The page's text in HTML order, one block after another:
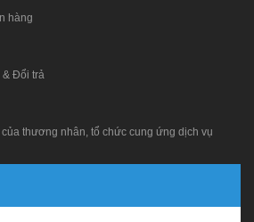
hàng
& Đổi trả
thương nhân, tổ chức cung ứng dịch vụ